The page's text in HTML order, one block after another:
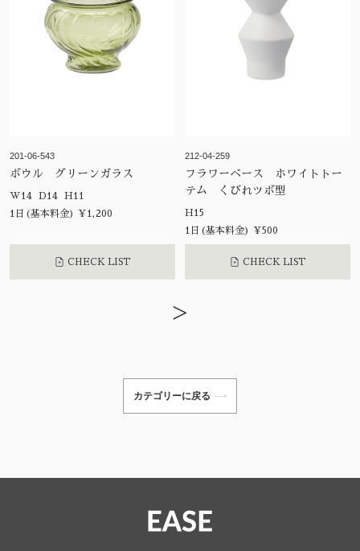
201-06-543
ボウル グリーンガラス
W14 D14 H11
1日(基本料金) ¥1,200
CHECK LIST
212-04-259
フラワーベース ホワイトトー
テム くびれツボ型
H15
1日(基本料金) ¥500
CHECK LIST
>
カテゴリーに戻る